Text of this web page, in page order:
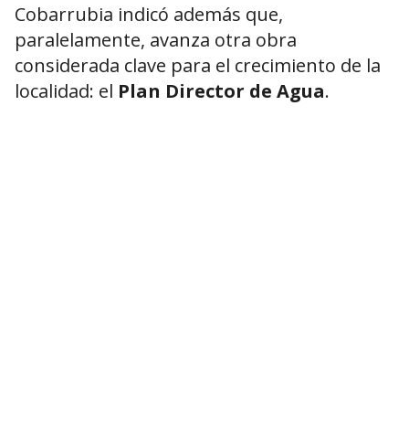
Cobarrubia indicó además que,
paralelamente, avanza otra obra
considerada clave para el crecimiento de la
localidad: el Plan Director de Agua.